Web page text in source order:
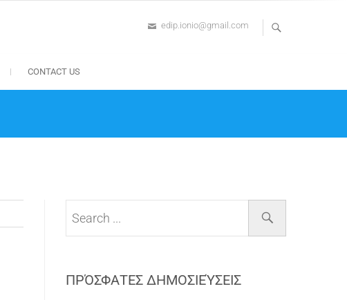
edip.ionio@gmail.com
CONTACT US
ΠΡΌΣΦΑΤΕΣ ΔΗΜΟΣΙΕΎΣΕΙΣ